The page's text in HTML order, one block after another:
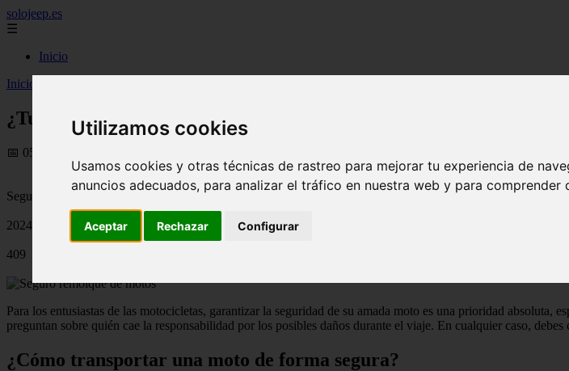
Utilizamos cookies
Usamos cookies y otras técnicas de rastreo para mejorar tu experiencia de
anuncios adecuados, para analizar el tráfico en nuestra web y para comprender
Aceptar Rechazar Configurar
solojeep.es
☰
Inicio
Inicio
¿Tu seguro cubre el traslado de tu moto? - Conoce cómo
📅 05/09/2025
Seguros de Motos
2024-07-09
409
Para los entusiastas de las motocicletas, garantizar la seguridad de su amada moto es una prioridad absoluta,
preguntan sobre quién cae la responsabilidad por los posibles daños durante el viaje. En cualquier caso, debes
¿Cómo transportar una moto de forma segura?